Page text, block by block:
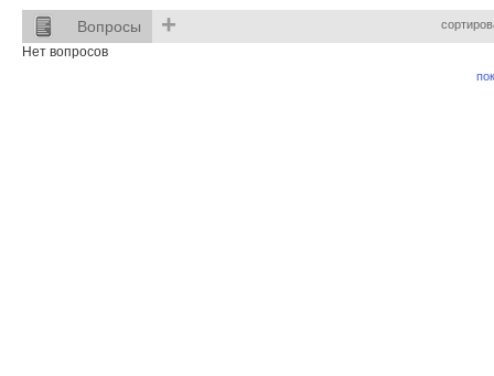
Вопросы +
Нет вопросов